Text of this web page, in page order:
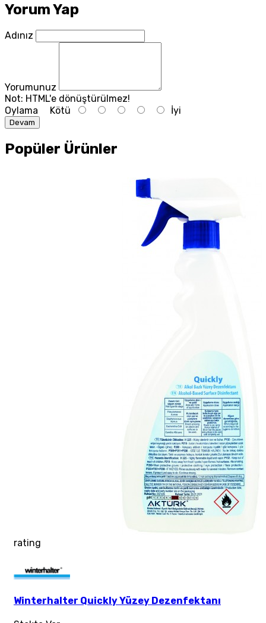
Yorum Yap
Adınız
Yorumunuz
Not: HTML'e dönüştürülmez!
Oylama Kötü İyi
Devam
Popüler Ürünler
rating
Winterhalter Quickly Yüzey Dezenfektanı